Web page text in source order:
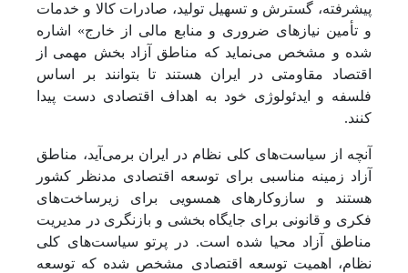
پیشرفته، گسترش و تسهیل تولید، صادرات کالا و خدمات
و تأمین نیازهای ضروری و منابع مالی از خارج» اشاره
شده و مشخص می‌نماید که مناطق آزاد بخش مهمی از
اقتصاد مقاومتی در ایران هستند تا بتوانند بر اساس
فلسفه و ایدئولوژی خود به اهداف اقتصادی دست پیدا
کنند.
آنچه از سیاست‌های کلی نظام در ایران برمی‌آید، مناطق
آزاد زمینه مناسبی برای توسعه اقتصادی مدنظر کشور
هستند و سازوکارهای همسویی برای زیرساخت‌های
فکری و قانونی برای جایگاه بخشی و بازنگری در مدیریت
مناطق آزاد محیا شده است. در پرتو سیاست‌های کلی
نظام، اهمیت توسعه اقتصادی مشخص شده که توسعه